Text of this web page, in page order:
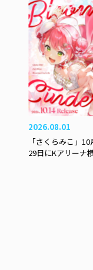
2026.08.01
「さくらみこ」
29日にKアリーナ